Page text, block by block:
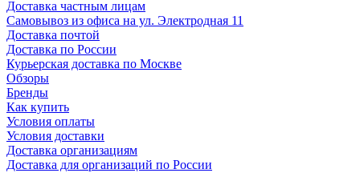
Доставка частным лицам
Самовывоз из офиса на ул. Электродная 11
Доставка почтой
Доставка по России
Курьерская доставка по Москве
Обзоры
Бренды
Как купить
Условия оплаты
Условия доставки
Доставка организациям
Доставка для организаций по России